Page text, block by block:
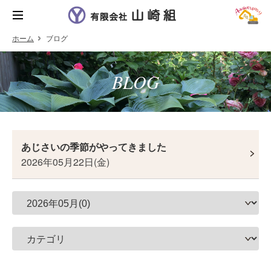
ホーム ブログ
BLOG
あじさいの季節がやってきました
2026年05月22日(金)